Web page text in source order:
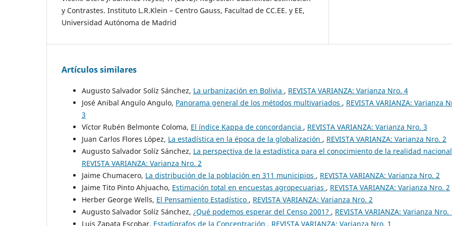
y Contrastes. Instituto L.R.Klein – Centro Gauss, Facultad de CC.EE. y EE,
Universidad Autónoma de Madrid
Artículos similares
Augusto Salvador Solíz Sánchez, La urbanización en Bolivia , REVISTA VARIANZA: Varianza Nro. 4
José Anibal Angulo Angulo, Panorama general de los métodos multivariados , REVISTA VARIANZA: Varianza
3
Víctor Rubén Belmonte Coloma, El índice Kappa de concordancia , REVISTA VARIANZA: Varianza Nro. 3
Juan Carlos Flores López, La estadística en la época de la globalización , REVISTA VARIANZA: Varianza Nro. 2
Augusto Salvador Solíz Sánchez, La perspectiva de la estadística para el conocimiento de la realidad nacional
REVISTA VARIANZA: Varianza Nro. 2
Jaime Chumacero, La distribución de la población en 311 municipios , REVISTA VARIANZA: Varianza Nro. 2
Jaime Tito Pinto Ahjuacho, Estimación total en encuestas agropecuarias , REVISTA VARIANZA: Varianza Nro. 2
Herber George Wells, El Pensamiento Estadístico , REVISTA VARIANZA: Varianza Nro. 2
Augusto Salvador Solíz Sánchez, ¿Qué podemos esperar del Censo 2001? , REVISTA VARIANZA: Varianza Nro.
Luis Zapata Escobar, Estadígrafos de la Concentración , REVISTA VARIANZA: Varianza Nro. 1